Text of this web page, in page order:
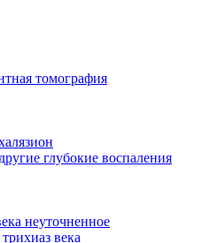
томография
глубокие воспаления
неуточненное
века